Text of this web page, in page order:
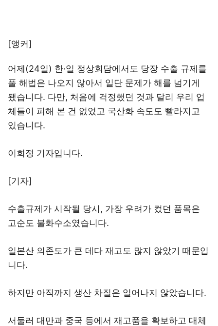
[앵커]
어제(24일) 한·일 정상회담에서도 당장 수출 규제를
풀 해법은 나오지 않아서 일단 문제가 해를 넘기게
됐습니다. 다만, 처음에 걱정했던 것과 달리 우리 업
체들이 피해 본 건 없었고 국산화 속도도 빨라지고
있습니다.
이희정 기자입니다.
[기자]
수출규제가 시작될 당시, 가장 우려가 컸던 품목은
고순도 불화수소였습니다.
일본산 의존도가 큰 데다 재고도 많지 않았기 때문입
니다.
하지만 아직까지 생산 차질은 일어나지 않았습니다.
서둘러 대만과 중국 등에서 재고품을 확보하고 대체